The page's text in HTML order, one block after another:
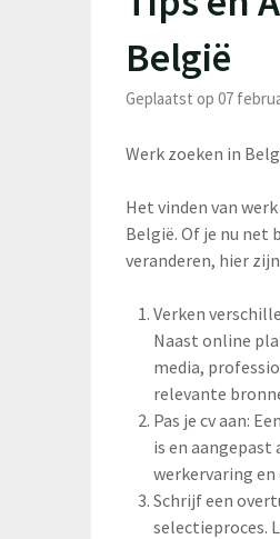
België
Geplaatst op 07
Werk zoeken in
Het vinden van
België. Of je nu net
veranderen, hier
Verken
Naast online
media,
relevante
Pas je cv aan:
is en
werkervaring
Schrijf een
selectieproces.